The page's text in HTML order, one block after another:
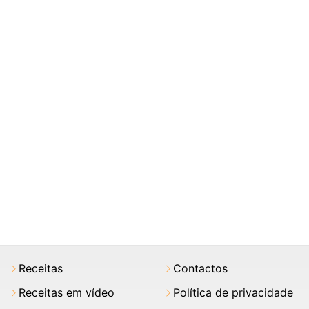
Receitas
Receitas em vídeo
Contactos
Política de privacidade